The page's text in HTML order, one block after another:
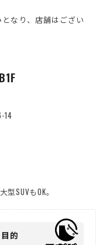
なり、店舗はござい
14
SUVもOK。
的